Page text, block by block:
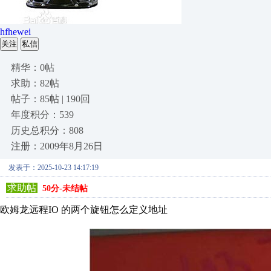
hfhewei
关注 私信
精华：0帖
求助：82帖
帖子：85帖 | 190回
年度积分：539
历史总积分：808
注册：2009年8月26日
发表于：2025-10-23 14:17:19
求助帖 50分-未结帖
欧姆龙远程IO 的两个旋钮怎么定义地址